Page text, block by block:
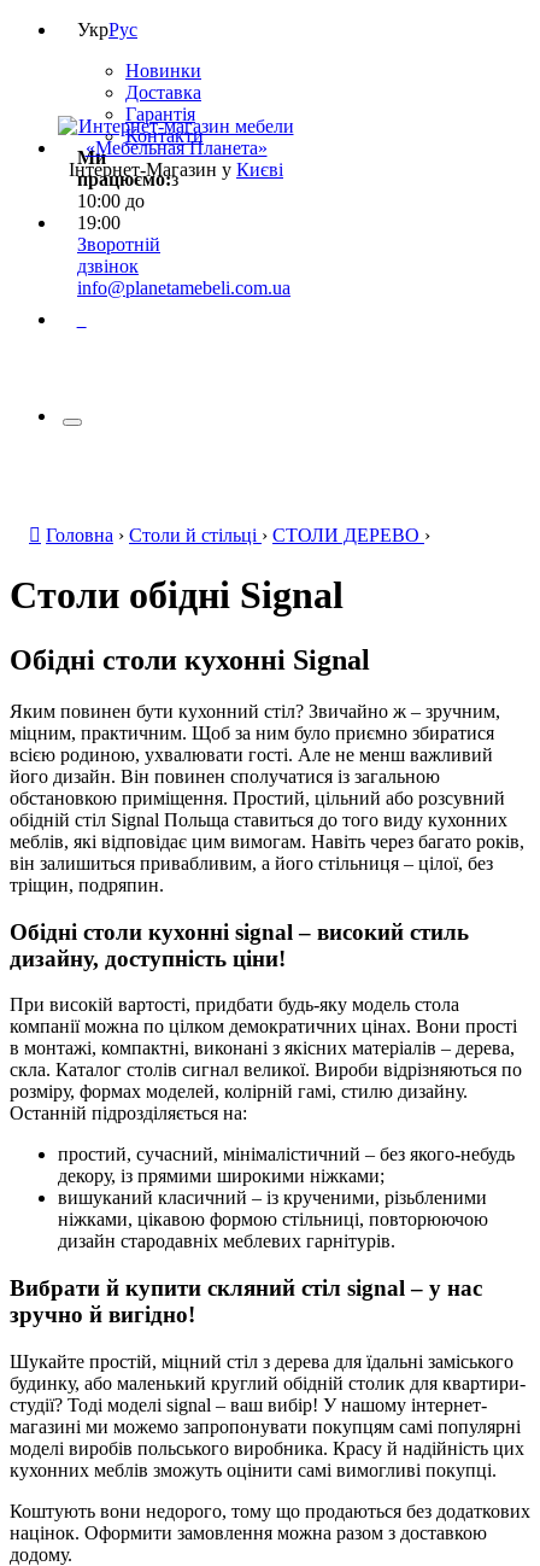
УкрРус
Новинки
Доставка
Гарантія
Контакти
Ми
працюємо:з
10:00 до
19:00
Зворотній
дзвінок
info@planetamebeli.com.ua
Інтернет-Магазин у Києві
Головна › Столи й стільці › СТОЛИ ДЕРЕВО ›
Столи обідні Signal
Обідні столи кухонні Signal
Яким повинен бути кухонний стіл? Звичайно ж – зручним,
міцним, практичним. Щоб за ним було приємно збиратися
всією родиною, ухвалювати гості. Але не менш важливий
його дизайн. Він повинен сполучатися із загальною
обстановкою приміщення. Простий, цільний або розсувний
обідній стіл Signal Польща ставиться до того виду кухонних
меблів, які відповідає цим вимогам. Навіть через багато років,
він залишиться привабливим, а його стільниця – цілої, без
тріщин, подряпин.
Обідні столи кухонні signal – високий стиль
дизайну, доступність ціни!
При високій вартості, придбати будь-яку модель стола
компанії можна по цілком демократичних цінах. Вони прості
в монтажі, компактні, виконані з якісних матеріалів – дерева,
скла. Каталог столів сигнал великої. Вироби відрізняються по
розміру, формах моделей, колірній гамі, стилю дизайну.
Останній підрозділяється на:
простий, сучасний, мінімалістичний – без якого-небудь
декору, із прямими широкими ніжками;
вишуканий класичний – із крученими, різьбленими
ніжками, цікавою формою стільниці, повторюючою
дизайн стародавніх меблевих гарнітурів.
Вибрати й купити скляний стіл signal – у нас
зручно й вигідно!
Шукайте простій, міцний стіл з дерева для їдальні заміського
будинку, або маленький круглий обідній столик для квартири-
студії? Тоді моделі signal – ваш вибір! У нашому інтернет-
магазині ми можемо запропонувати покупцям самі популярні
моделі виробів польського виробника. Красу й надійність цих
кухонних меблів зможуть оцінити самі вимогливі покупці.
Коштують вони недорого, тому що продаються без додаткових
націнок. Оформити замовлення можна разом з доставкою
додому.